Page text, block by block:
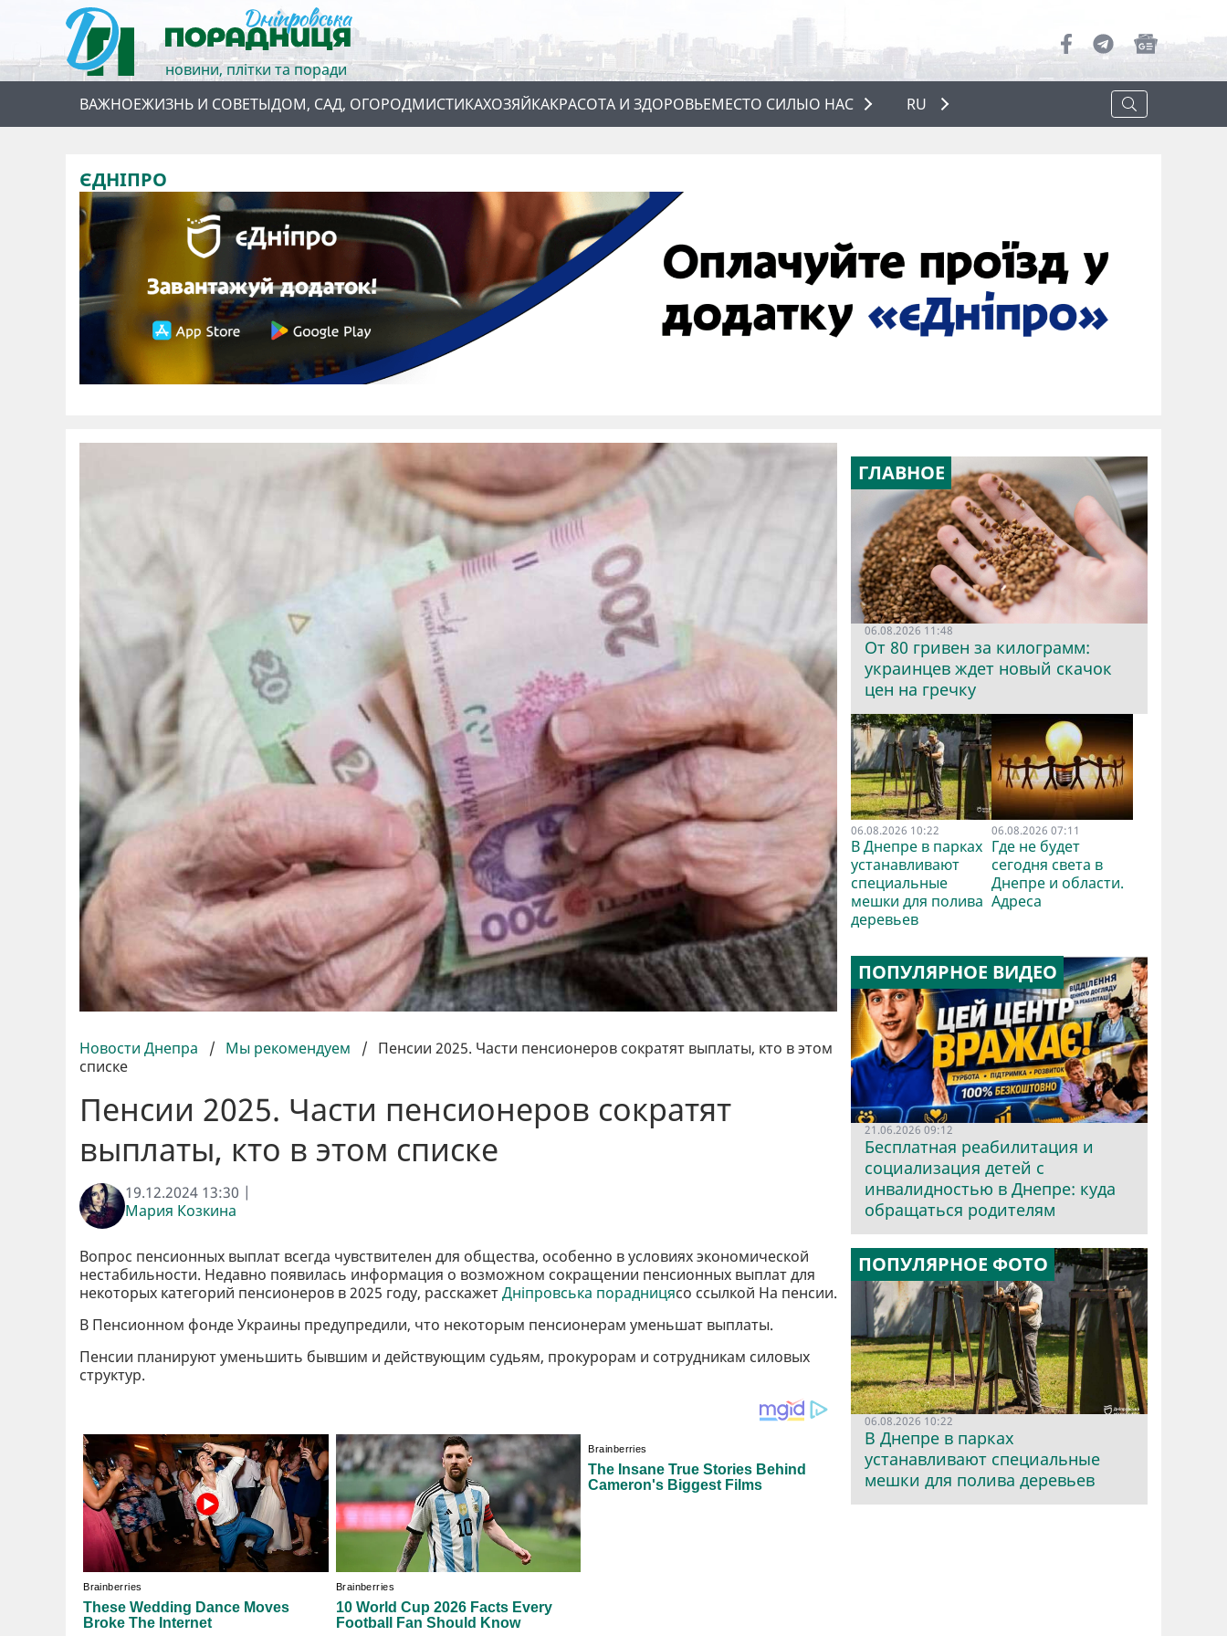
новини, плітки та поради
ВАЖНОЕЖИЗНЬ И СОВЕТЫДОМ, САД, ОГОРОДМИСТИКАХОЗЯЙКАКРАСОТА И ЗДОРОВЬЕМЕСТО СИЛЫО НАС
RU
ЄДНІПРО
Новости Днепра / Мы рекомендуем / Пенсии 2025. Части пенсионеров сократят выплаты, кто в этом
списке
Пенсии 2025. Части пенсионеров сократят
выплаты, кто в этом списке
19.12.2024 13:30 |
Мария Козкина
Вопрос пенсионных выплат всегда чувствителен для общества, особенно в условиях экономической
нестабильности. Недавно появилась информация о возможном сокращении пенсионных выплат для
некоторых категорий пенсионеров в 2025 году, расскажетДніпровська порадницясо ссылкой На пенсии.
В Пенсионном фонде Украины предупредили, что некоторым пенсионерам уменьшат выплаты.
Пенсии планируют уменьшить бывшим и действующим судьям, прокурорам и сотрудникам силовых
структур.
ГЛАВНОЕ
06.08.2026 11:48
От 80 гривен за килограмм:
украинцев ждет новый скачок
цен на гречку
06.08.2026 10:22
В Днепре в парках
устанавливают
специальные
мешки для полива
деревьев
06.08.2026 07:11
Где не будет
сегодня света в
Днепре и области.
Адреса
ПОПУЛЯРНОЕ ВИДЕО
21.06.2026 09:12
Бесплатная реабилитация и
социализация детей с
инвалидностью в Днепре: куда
обращаться родителям
ПОПУЛЯРНОЕ ФОТО
06.08.2026 10:22
В Днепре в парках
устанавливают специальные
мешки для полива деревьев